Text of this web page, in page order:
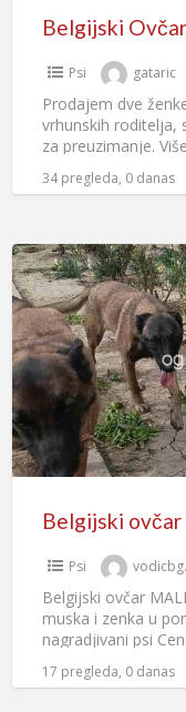
Belgijski
Psi gataric
Prodajem dve
vrhunskih roditelja,
za preuzimanje.
+381648442797
34 pregleda, 0 danas
Belgijski
Psi
Belgijski ovčar
muska i zenka u
nagradjivani psi
17 pregleda, 0 danas